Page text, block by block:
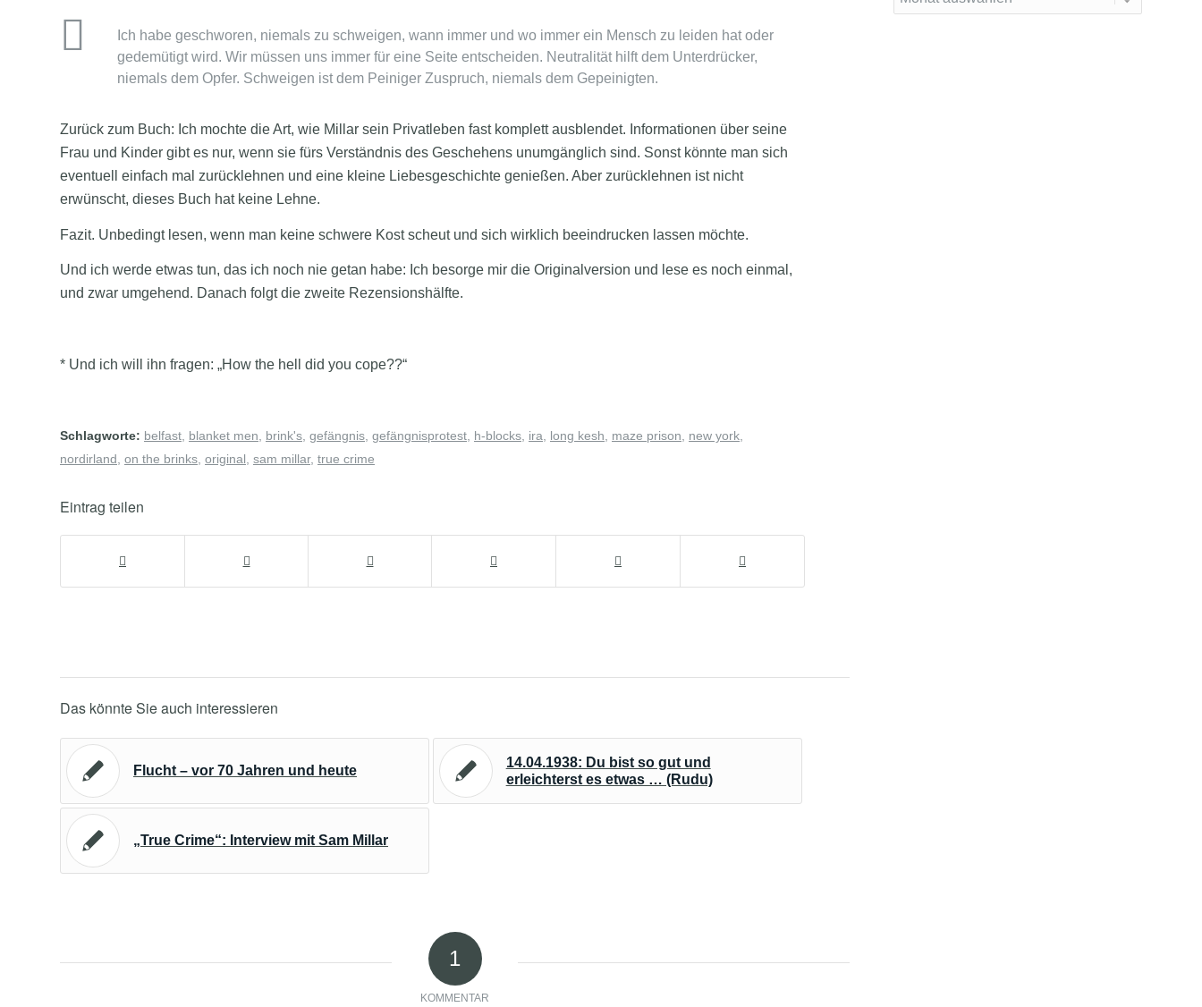
Ich habe geschworen, niemals zu schweigen, wann immer und wo immer ein Mensch zu leiden hat oder
gedemütigt wird. Wir müssen uns immer für eine Seite entscheiden. Neutralität hilft dem Unterdrücker,
niemals dem Opfer. Schweigen ist dem Peiniger Zuspruch, niemals dem Gepeinigten.
Zurück zum Buch: Ich mochte die Art, wie Millar sein Privatleben fast komplett ausblendet. Informationen über seine
Frau und Kinder gibt es nur, wenn sie fürs Verständnis des Geschehens unumgänglich sind. Sonst könnte man sich
eventuell einfach mal zurücklehnen und eine kleine Liebesgeschichte genießen. Aber zurücklehnen ist nicht
erwünscht, dieses Buch hat keine Lehne.
Fazit. Unbedingt lesen, wenn man keine schwere Kost scheut und sich wirklich beeindrucken lassen möchte.
Und ich werde etwas tun, das ich noch nie getan habe: Ich besorge mir die Originalversion und lese es noch einmal,
und zwar umgehend. Danach folgt die zweite Rezensionshälfte.
* Und ich will ihn fragen: „How the hell did you cope??“
Schlagworte: belfast blanket men brink's gefängnis gefängnisprotest h-blocks ira long kesh maze prison new york
nordirland on the brinks original sam millar, true crime
Eintrag teilen
Das könnte Sie auch interessieren
Flucht – vor 70 Jahren und heute
14.04.1938: Du bist so gut und
erleichterst es etwas … (Rudu)
„True Crime“: Interview mit Sam Millar
1
KOMMENTAR